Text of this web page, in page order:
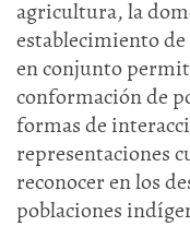
agricultura, la
establecimiento
en conjunto
conformación de
formas de
representaciones
reconocer en los
poblaciones